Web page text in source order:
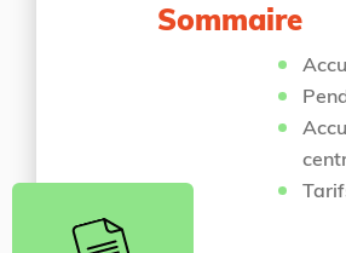
iu
Sommaire